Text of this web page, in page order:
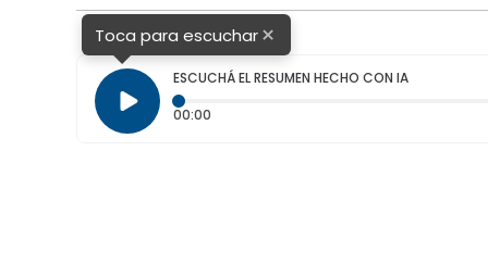
Toca para escuchar×
ESCUCHÁ EL RESUMEN HECHO CON IA
00:00